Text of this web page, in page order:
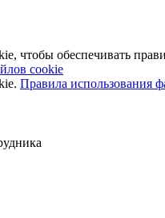
чтобы обеспечивать
cookie
Правила использования